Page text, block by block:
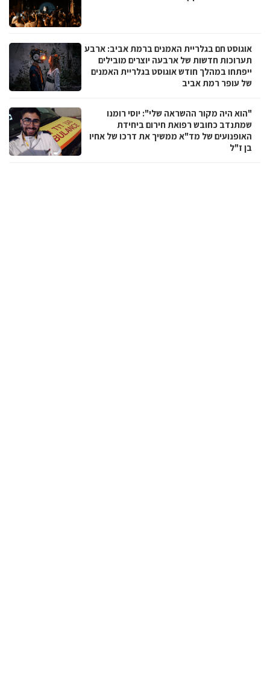
אוגוסט חם בגלריית האמנים ברמת אביב: ארבע
תערוכות חדשות של ארבעה יוצרים מובילים
ייפתחו במהלך חודש אוגוסט בגלריית האמנים
של עופר רמת אביב
"הוא היה מקור ההשראה שלי": יוסי רומנו
שמתנדב כחובש רפואת חירום ביחידת
האופנועים של מד"א ממשיך את דרכו של אחיו
בן ז"ל